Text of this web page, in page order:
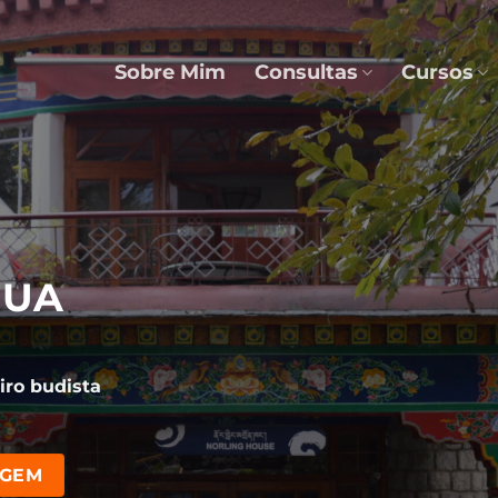
Sobre Mim Consultas Cursos
budista